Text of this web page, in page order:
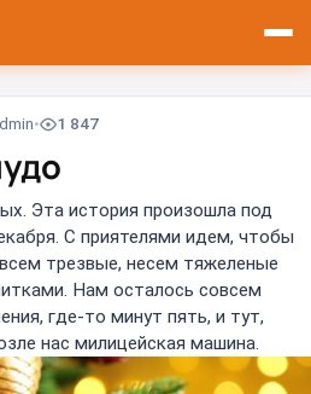
1 847
Эта история произошла под
С приятелями идем, чтобы
трезвые, несем тяжеленые
Нам осталось совсем
где-то минут пять, и тут,
нас милицейская машина.